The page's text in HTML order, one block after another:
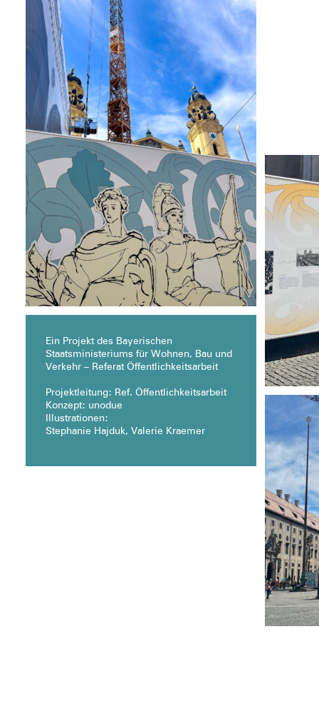
Ein Projekt des Bayerischen
Staatsministeriums für Wohnen, Bau und
Verkehr – Referat Öffentlichkeitsarbeit
Projektleitung: Ref. Öffentlichkeitsarbeit
Konzept: unodue
Illustrationen:
Stephanie Hajduk, Valerie Kraemer